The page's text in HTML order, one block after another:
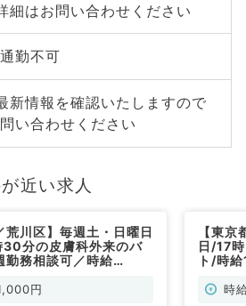
細はお問い合わせください
勤不可
新情報を確認いたしますので
い合わせください
近い求人
荒川区】毎週土・日曜日
分の皮膚科外来のバ
勤務相談可／時給
円
【東
日/17
ト/時
時